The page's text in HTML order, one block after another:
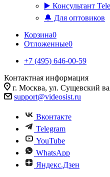
▶️ Консультант
🔔 Для оптовиков
Корзина0
Отложенные0
+7 (495) 646-00-59
Контактная информация
г. Москва, ул. Сущевский
support@videosist.ru
Вконтакте
Telegram
YouTube
WhatsApp
Яндекс.Дзен